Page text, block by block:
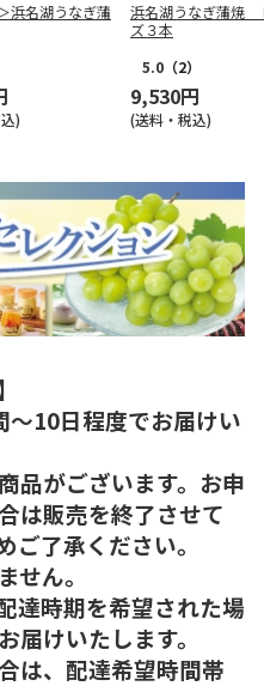
浜名湖うなぎ蒲
)
浜名湖うなぎ蒲焼
ズ３本
5.0 （2）
9,530円
(送料・税込)
10日程度でお届けい
品がございます。お申
は販売を終了させて
ご了承ください。
ん。
達時期を希望された場
届けいたします。
は、配達希望時間帯